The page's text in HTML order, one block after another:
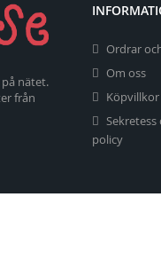
nätet.
från
Ordrar
Om oss
Köpvillkor
Sekretess
policy